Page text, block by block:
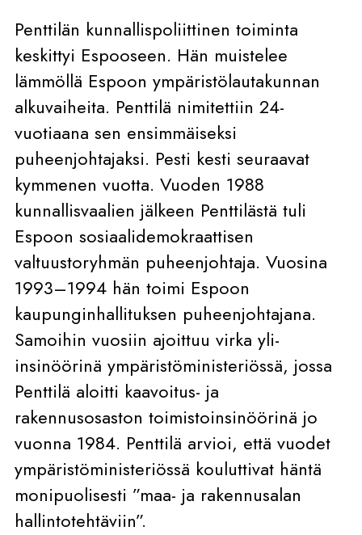
Penttilän kunnallispoliittinen toiminta
keskittyi Espooseen. Hän muistelee
lämmöllä Espoon ympäristölautakunnan
alkuvaiheita. Penttilä nimitettiin 24-
vuotiaana sen ensimmäiseksi
puheenjohtajaksi. Pesti kesti seuraavat
kymmenen vuotta. Vuoden 1988
kunnallisvaalien jälkeen Penttilästä tuli
Espoon sosiaalidemokraattisen
valtuustoryhmän puheenjohtaja. Vuosina
1993–1994 hän toimi Espoon
kaupunginhallituksen puheenjohtajana.
Samoihin vuosiin ajoittuu virka yli-
insinöörinä ympäristöministeriössä, jossa
Penttilä aloitti kaavoitus- ja
rakennusosaston toimistoinsinöörinä jo
vuonna 1984. Penttilä arvioi, että vuodet
ympäristöministeriössä kouluttivat häntä
monipuolisesti ”maa- ja rakennusalan
hallintotehtäviin”.